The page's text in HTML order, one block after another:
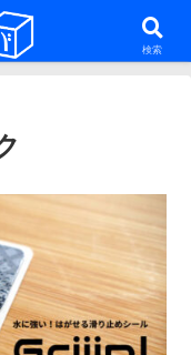
を話題にした雑多な自転車
検索